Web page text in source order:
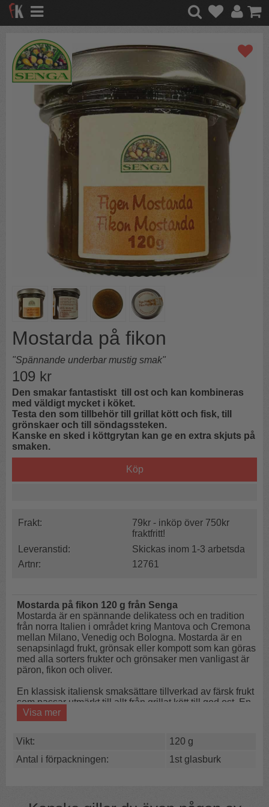
Mostarda på fikon
"Spännande underbar mustig smak"
109 kr
Den smakar fantastiskt till ost och kan kombineras
med väldigt mycket i köket.
Testa den som tillbehör till grillat kött och fisk, till
grönskaer och till söndagssteken.
Kanske en sked i köttgrytan kan ge en extra skjuts på
smaken.
Köp
Frakt:
79kr - inköp över 750kr
fraktfritt!
Leveranstid:
Skickas inom 1-3 arbetsda
Artnr:
12761
Mostarda på fikon 120 g från Senga
Mostarda är en spännande delikatess och en tradition
från norra Italien i området kring Mantova och Cremona
mellan Milano, Venedig och Bologna. Mostarda är en
senapsinlagd frukt, grönsak eller kompott som kan göras
med alla sorters frukter och grönsaker men vanligast är
päron, fikon och oliver.
En klassisk italiensk smaksättare tillverkad av färsk frukt
som passar utmärkt till allt från grillat kött till god ost. En
alldeles unik söt-syrlig produkt med sting i smaken,
framställd helt utan konserveringsmedel eller tillsatser.
kombineras med väldigt mycket i köket.
Mostardans ursprung kan spåras tillbaka till 1300-talet
Visa mer
Vikt:
120 g
Antal i förpackningen:
1st glasburk